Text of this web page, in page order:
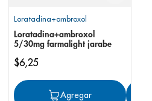
Loratadina+ambroxol
Loratadina+ambroxol
5/30mg farmalight jarabe
$6,25
Agregar